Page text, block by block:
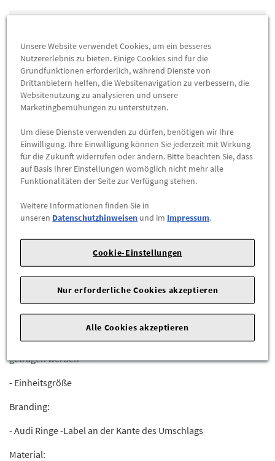
Preis inkl.19%MwSt.
zzgl.5,49 €Versandkosten
Abholung
Preis inkl.19%MwSt.
Abholbar andiesen Standorten
- +
Max. Bestellmenge: 4
ZUM WARENKORB HINZUFÜGEN
Herstellerangaben:cyber-Wear Heidelberg GmbH |Elsa-
Brändström-Straße 4 |68229 Mannheim |
info@mycybergroup.com|
- Kann als klassische Mütze (Aufschlag) oder als Beanie
getragen werden
- Einheitsgröße
Branding:
- Audi Ringe -Label an der Kante des Umschlags
Material:
Unsere Website verwendet Cookies, um ein besseres
Nutzererlebnis zu bieten. Einige Cookies sind für die
Grundfunktionen erforderlich, während Dienste von
Drittanbietern helfen, die Websitenavigation zu verbessern, die
Websitenutzung zu analysieren und unsere
Marketingbemühungen zu unterstützen.
Um diese Dienste verwenden zu dürfen, benötigen wir Ihre
Einwilligung. Ihre Einwilligung können Sie jederzeit mit Wirkung
für die Zukunft widerrufen oder ändern. Bitte beachten Sie, dass
auf Basis Ihrer Einstellungen womöglich nicht mehr alle
Funktionalitäten der Seite zur Verfügung stehen.
Weitere Informationen finden Sie in
unseren Datenschutzhinweisen und im Impressum.
Cookie-Einstellungen
Nur erforderliche Cookies akzeptieren
Alle Cookies akzeptieren